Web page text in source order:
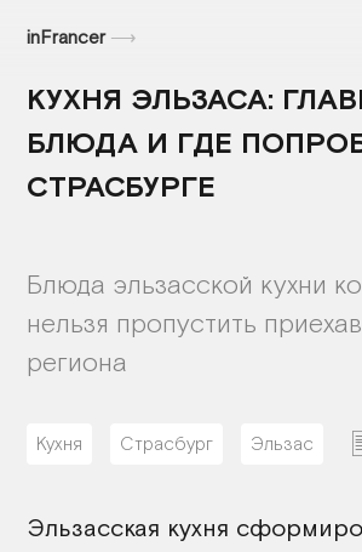
inFrancer⟶
КУХНЯ ЭЛЬЗАСА:
БЛЮДА И ГДЕ
СТРАСБУРГЕ
Блюда эльзасской кухни
нельзя пропустить
региона
Кухня Страсбург Эльзас
Эльзасская кухня